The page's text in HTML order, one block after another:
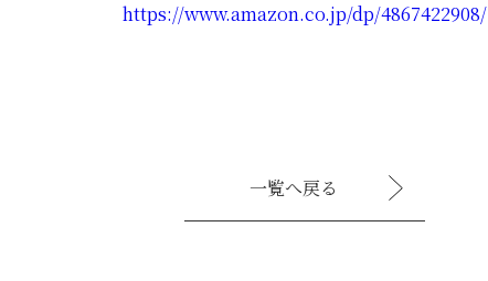
https://www.amazon.co.jp/dp/4867422908/
一覧へ戻る